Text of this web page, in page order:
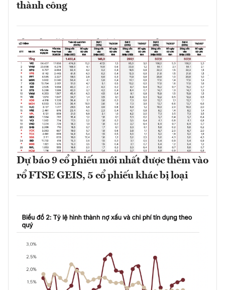
thành công
Dự báo 9 cổ phiếu mới nhất được thêm vào
rổ FTSE GEIS, 5 cổ phiếu khác bị loại